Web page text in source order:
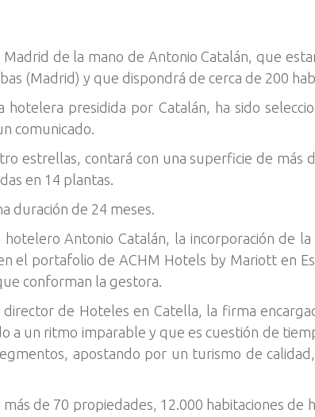
de la mano de Antonio Catalán, que
(Madrid) y que dispondrá de cerca de 200
presidida por Catalán, ha sido
comunicado.
estrellas, contará con una superficie de más
en 14 plantas.
duración de 24 meses.
Antonio Catalán, la incorporación de
el portafolio de ACHM Hotels by Mariott en
conforman la gestora.
director de Hoteles en Catella, la firma
a un ritmo imparable y que es cuestión de
apostando por un turismo de
de 70 propiedades, 12.000 habitaciones de